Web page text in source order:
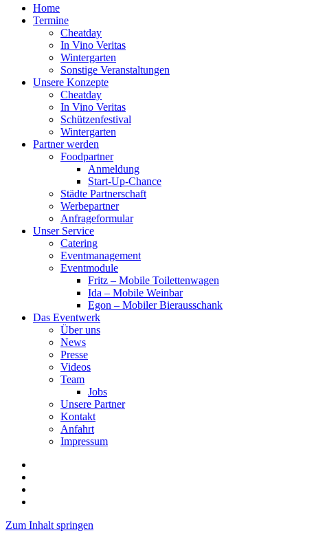
Close
Menu
Home
Termine
Cheatday
In Vino Veritas
Wintergarten
Sonstige Veranstaltungen
Unsere Konzepte
Cheatday
In Vino Veritas
Schützenfestival
Wintergarten
Partner werden
Foodpartner
Anmeldung
Start-Up-Chance
Städte Partnerschaft
Werbepartner
Anfrageformular
Unser Service
Catering
Eventmanagement
Eventmodule
Fritz – Mobile Toilettenwagen
Ida – Mobile Weinbar
Egon – Mobiler Bierausschank
Das Eventwerk
Über uns
News
Presse
Videos
Team
Jobs
Unsere Partner
Kontakt
Anfahrt
Impressum
Zum Inhalt springen